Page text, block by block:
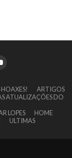
ARTIGOS
ATUALIZAÇÕES DO
LOPES
HOME
ULTIMAS